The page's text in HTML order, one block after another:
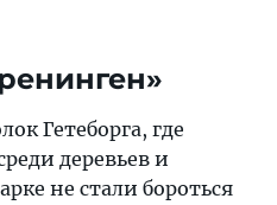
Гетеборга, где
деревьев и
не стали бороться